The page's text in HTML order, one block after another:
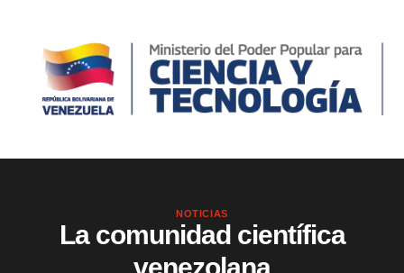
NOTICIAS
La comunidad científica